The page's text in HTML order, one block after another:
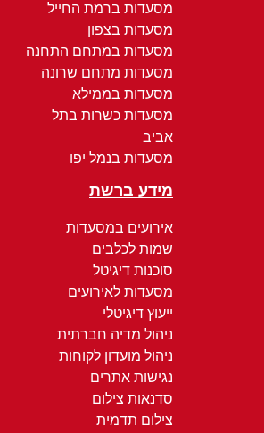
מסעדות ברמת החייל
מסעדות בצפון
מסעדות במתחם התחנה
מסעדות מתחם שרונה
מסעדות בממילא
מסעדות כשרות בתל
אביב
מסעדות בנמל יפו
מידע ברשת
אירועים במסעדות
שמות לכלבים
סוכנות דיגיטל
מסעדות לאירועים
ייעוץ דיגיטלי
ניהול מדיה חברתית
ניהול מועדון לקוחות
נגישות אתרים
סדנאות צילום
צילום תדמית